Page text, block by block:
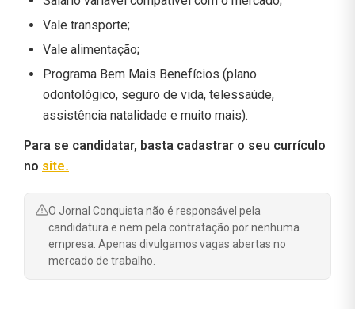
Vale transporte;
Vale alimentação;
Programa Bem Mais Benefícios (plano
odontológico, seguro de vida, telessaúde,
assistência natalidade e muito mais).
Para se candidatar, basta cadastrar o seu currículo
no site.
O Jornal Conquista não é responsável pela
candidatura e nem pela contratação por nenhuma
empresa. Apenas divulgamos vagas abertas no
mercado de trabalho.